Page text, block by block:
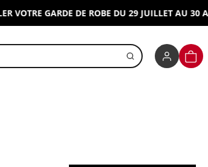
GARDE DE ROBE DU 29 JUILLET AU 30